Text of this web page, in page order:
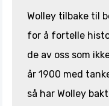
Wolley tilbake til
for å fortelle
de av oss som
år 1900 med
så har Wolley